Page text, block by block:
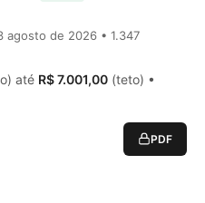
agosto de 2026 • 1.347
até R$ 7.001,00 (teto) •
PDF